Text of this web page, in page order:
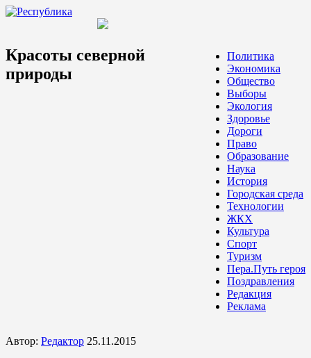
Политика
Экономика
Общество
Выборы
Экология
Здоровье
Дороги
Право
Образование
Наука
История
Городская среда
Технологии
ЖКХ
Культура
Спорт
Туризм
Пера.Путь героя
Поздравления
Редакция
Реклама
Красоты северной
природы
Автор: Редактор 25.11.2015